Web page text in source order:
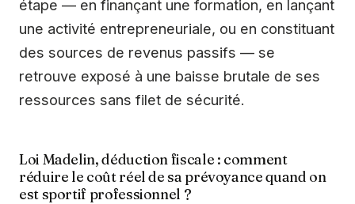
étape — en finançant une formation, en lançant
une activité entrepreneuriale, ou en constituant
des sources de revenus passifs — se
retrouve exposé à une baisse brutale de ses
ressources sans filet de sécurité.
Loi Madelin, déduction fiscale : comment
réduire le coût réel de sa prévoyance quand on
est sportif professionnel ?